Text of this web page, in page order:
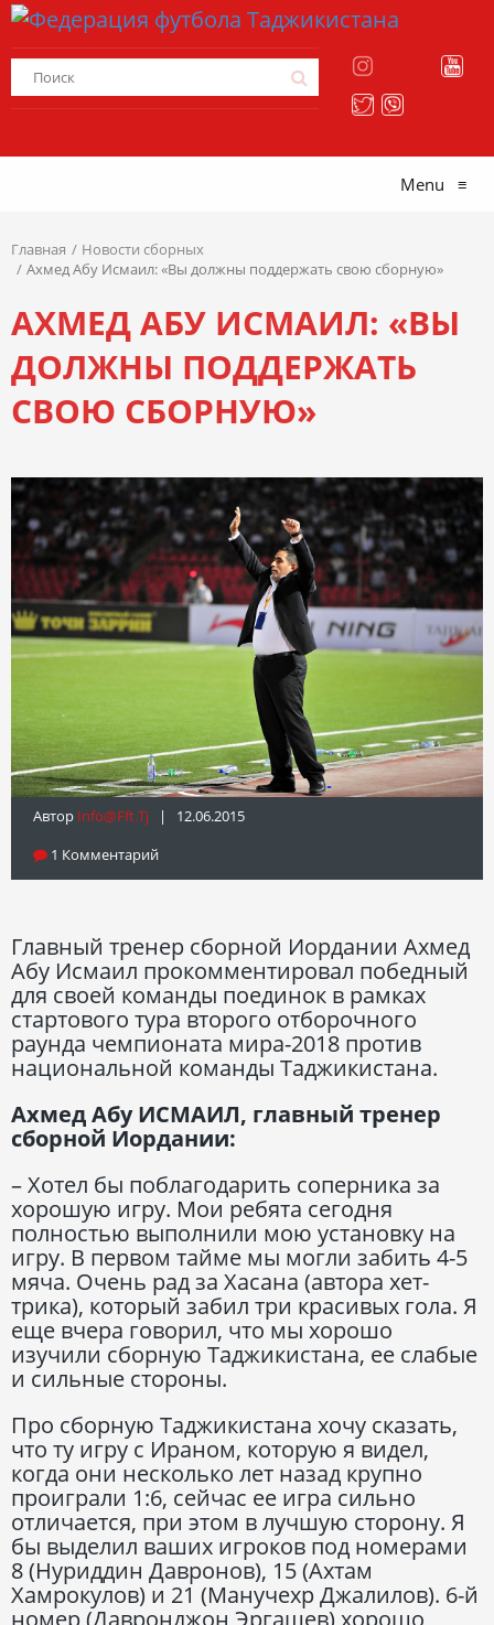
Menu ≡
Главная
Новости сборных
Ахмед Абу Исмаил: «Вы должны поддержать свою сборную»
АХМЕД АБУ ИСМАИЛ: «ВЫ
ДОЛЖНЫ ПОДДЕРЖАТЬ
СВОЮ СБОРНУЮ»
Автор Info@fft.tj | 12.06.2015
1 Комментарий
Главный тренер сборной Иордании Ахмед
Абу Исмаил прокомментировал победный
для своей команды поединок в рамках
стартового тура второго отборочного
раунда чемпионата мира-2018 против
национальной команды Таджикистана.
Ахмед Абу ИСМАИЛ, главный тренер
сборной Иордании:
– Хотел бы поблагодарить соперника за
хорошую игру. Мои ребята сегодня
полностью выполнили мою установку на
игру. В первом тайме мы могли забить 4-5
мяча. Очень рад за Хасана (автора хет-
трика), который забил три красивых гола. Я
еще вчера говорил, что мы хорошо
изучили сборную Таджикистана, ее слабые
и сильные стороны.
Про сборную Таджикистана хочу сказать,
что ту игру с Ираном, которую я видел,
когда они несколько лет назад крупно
проиграли 1:6, сейчас ее игра сильно
отличается, при этом в лучшую сторону. Я
бы выделил ваших игроков под номерами
8 (Нуриддин Давронов), 15 (Ахтам
Хамрокулов) и 21 (Манучехр Джалилов). 6-й
номер (Давронджон Эргашев) хорошо